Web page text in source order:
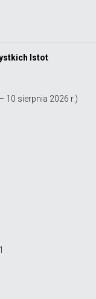
Istot
10 sierpnia 2026 r.)